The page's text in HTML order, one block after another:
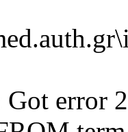
error